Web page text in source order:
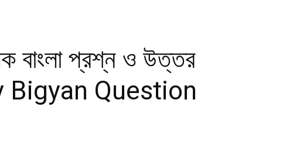
বাংলা প্রশ্ন ও উত্তর
Bigyan Question